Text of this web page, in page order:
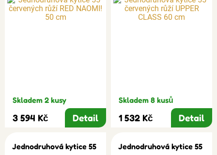
Skladem 2 kusy
3 594 Kč Detail
Skladem 8 kusů
1 532 Kč Detail
Jednodruhová kytice 55
Jednodruhová kytice 55